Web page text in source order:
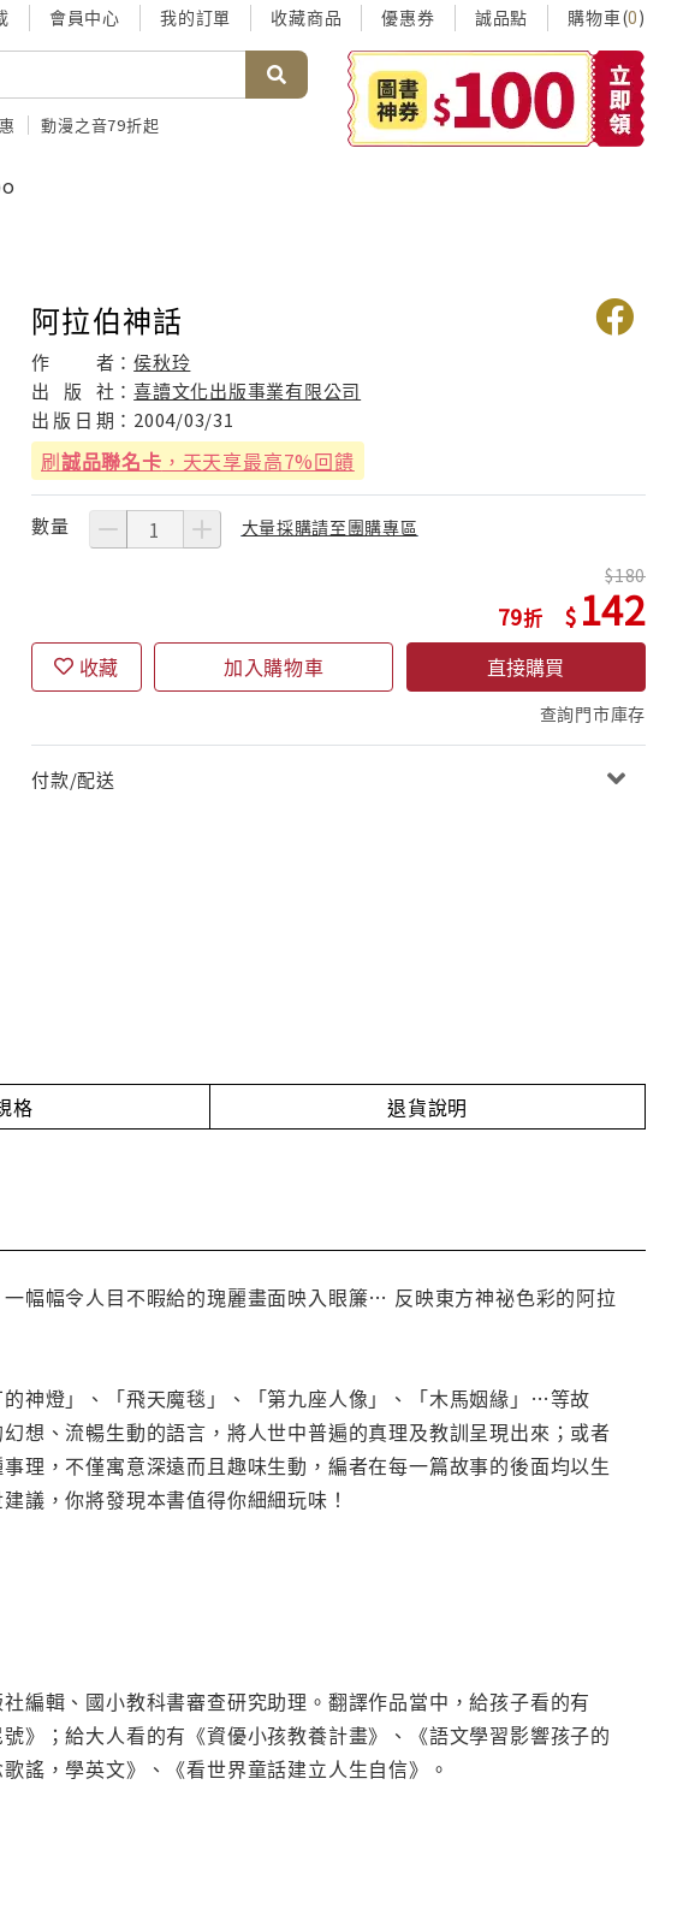
會員中心 我的訂單 收藏商品 優惠券 誠品點 購物車(0)
動漫之音79折起
阿拉伯神話
作 者：侯秋玲
出
版 社：喜讀文化出版事業有限公司
出 版 日 期： 2004/03/31
刷誠品聯名卡 ，天天享最高7%回饋
數量 大量採購請至團購專區
79
180
142
收藏 加入購物車 直接購買
查詢門市庫存
付款/配送
格 退貨說明
幅幅令人目不暇給的瑰麗畫面映入眼簾… 反映東方神祕色彩的阿拉
燈」、「飛天魔毯」、「第九座人像」、「木馬姻緣」…等故
想、流暢生動的語言，將人世中普遍的真理及教訓呈現出來；或者
理，不僅寓意深遠而且趣味生動，編者在每一篇故事的後面均以生
議，你將發現本書值得你細細玩味！
輯、國小教科書審查研究助理。翻譯作品當中，給孩子看的有
》；給大人看的有《資優小孩教養計畫》、《語文學習影響孩子的
謠，學英文》、《看世界童話建立人生自信》。